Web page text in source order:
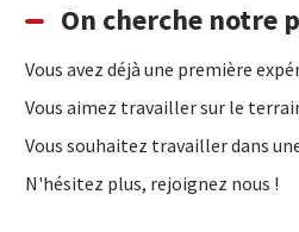
On cherche notre
Vous avez déjà une première
Vous aimez travailler sur le
Vous souhaitez travailler dans
N'hésitez plus, rejoignez nous !